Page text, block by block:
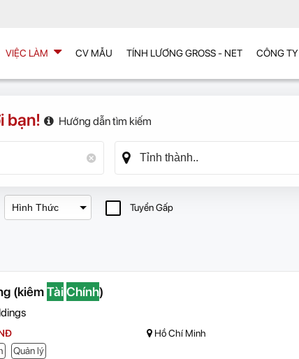
VIỆC LÀM CV MẪU TÍNH LƯƠNG GROSS - NET CÔNG TY
bạn! Hướng dẫn tìm kiếm
Hình Thức Tuyển Gấp
(kiêmTàiChính)
Hồ Chí Minh
Quản lý